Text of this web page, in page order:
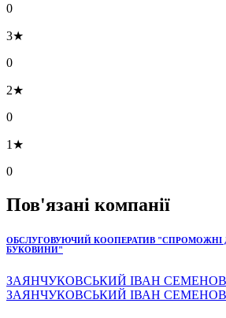
0
3★
0
2★
0
1★
0
Пов'язані компанії
ОБСЛУГОВУЮЧИЙ КООПЕРАТИВ "СПРОМОЖНІ
БУКОВИНИ"
ЗАЯНЧУКОВСЬКИЙ ІВАН
ЗАЯНЧУКОВСЬКИЙ ІВАН